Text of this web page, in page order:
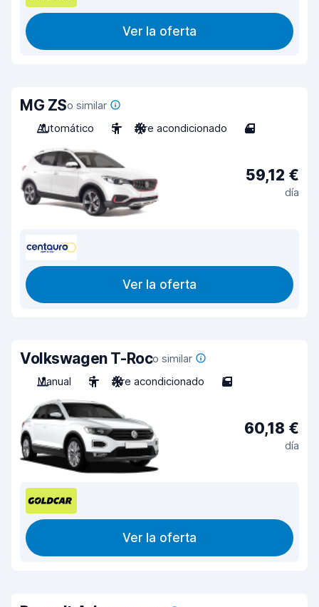
Ver la oferta
MG ZSo similar
Automático
5 Aire acondicionado 4
59,12 €
día
Ver la oferta
Volkswagen T-Roco similar
Manual
5 Aire acondicionado 5
60,18 €
día
Ver la oferta